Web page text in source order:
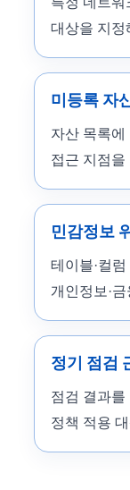
대상을 지정
미등록 자
자산 목록에
접근 지점을
민감정보
테이블·컬
개인정보·
정기 점검
점검 결과를
정책 적용